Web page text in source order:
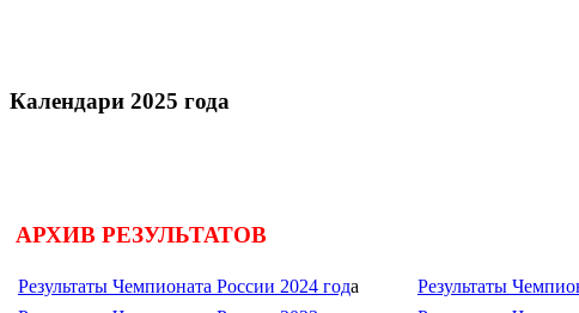
Календари 2025 года
АРХИВ РЕЗУЛЬТАТОВ
Результаты Чемпионата России 2024 года
Результаты